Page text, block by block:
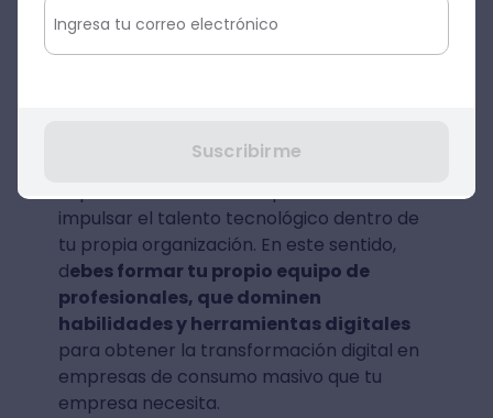
tu organización en el mercado.
Si bien colaborar con otras empresas
puede resultar de gran ayuda, también es
impulsar el talento tecnológico dentro de
tu propia organización. En este sentido,
debes formar tu propio equipo de
profesionales, que dominen
habilidades y herramientas digitales
para obtener la transformación digital en
empresas de consumo masivo que tu
empresa necesita.
Suscribirme